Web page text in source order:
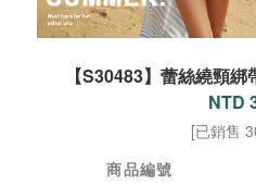
【S30483】蕾絲繞頸
NTD
[已銷售
商品編號